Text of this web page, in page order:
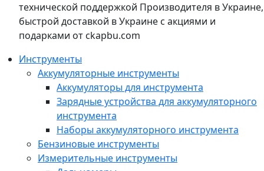
технической поддержкой Производителя в Украине,
быстрой доставкой в Украине с акциями и
подарками от ckapbu.com
Инструменты
Аккумуляторные инструменты
Аккумуляторы для инструмента
Зарядные устройства для аккумуляторного
инструмента
Наборы аккумуляторного инструмента
Бензиновые инструменты
Измерительные инструменты